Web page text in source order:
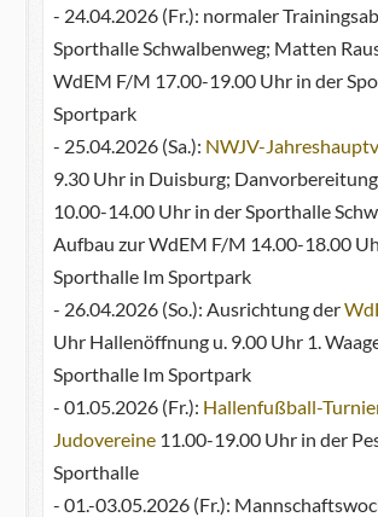
- 24.04.2026 (Fr.): normaler
Sporthalle Schwalbenweg; Matten
WdEM F/M 17.00-19.00 Uhr in der
Sportpark
- 25.04.2026 (Sa.): NWJV-
9.30 Uhr in Duisburg;
10.00-14.00 Uhr in der Sporthalle
Aufbau zur WdEM F/M 14.00-18.00
Sporthalle Im Sportpark
- 26.04.2026 (So.): Ausrichtung der
Uhr Hallenöffnung u. 9.00 Uhr 1.
Sporthalle Im Sportpark
- 01.05.2026 (Fr.): Hallenfußball-
Judovereine11.00-19.00 Uhr in der
Sporthalle
- 01.-03.05.2026 (Fr.):